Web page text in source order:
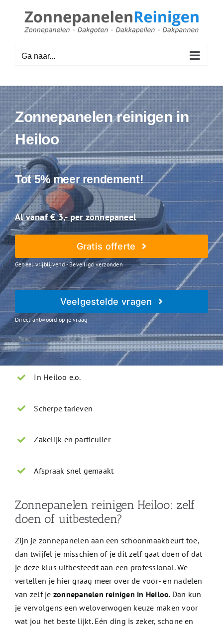
inhoud
Ga naar...
Zonnepanelen reinigen in
Heiloo
Tot 5% meer rendement!
Al vanaf € 3,- per zonnepaneel
Gratis offerte
Geheel vrijblijvend - Beveiligd verzonden
Veelgestelde vragen
Direct antwoord op je vraag
In Heiloo e.o.
Scherpe tarieven
Zakelijk en particulier
Afspraak snel gemaakt
Zonnepanelen reinigen Heiloo: zelf
doen of uitbesteden?
Zijn je zonnepanelen aan een schoonmaakbeurt toe,
dan twijfel je misschien of je dit zelf gaat doen of dat
je deze klus uitbesteedt aan een professional. We
vertellen je hier graag meer over de voor- en nadelen
van zelf je zonnepanelen reinigen in Heiloo. Dan kun
je vervolgens een weloverwogen keuze maken voor
wat jou het beste lijkt. Eén ding is zeker, schone en